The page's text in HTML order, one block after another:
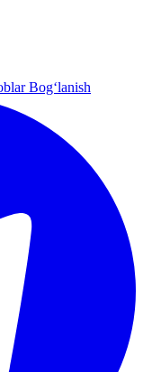
Bog‘lanish